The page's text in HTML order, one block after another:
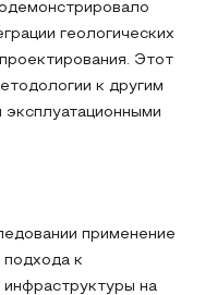
геологических
Этот
к другим
применение
подхода к
на